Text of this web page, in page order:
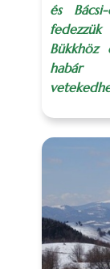
és
Bükkhöz
habár